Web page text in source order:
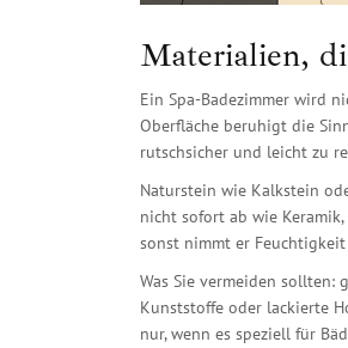
Materialien,
Ein Spa-Badezimmer wird
Oberfläche beruhigt die
rutschsicher und leicht zu
Naturstein wie Kalkstein
nicht sofort ab wie
sonst nimmt er Feuchtigkeit
Was Sie vermeiden
Kunststoffe oder lackierte
nur, wenn es speziell für